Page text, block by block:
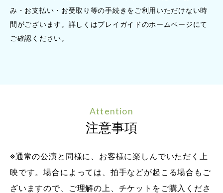
み・お支払い・お受取り等の手続きをご利用いただけない時
間がございます。詳しくはプレイガイドのホームページにて
ご確認ください。
Attention
注意事項
※通常の公演と同様に、お客様に楽しんでいただく上
映です。場合によっては、拍手などが起こる場合もご
ざいますので、ご理解の上、チケットをご購入くださ